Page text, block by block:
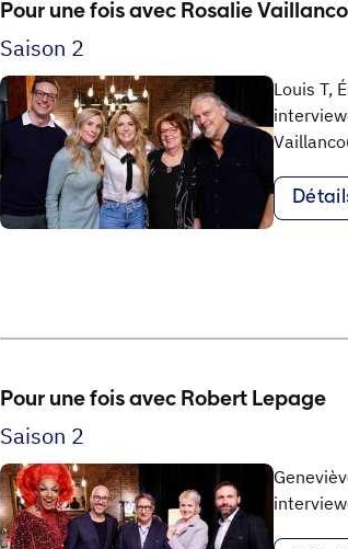
Pour une fois avec Rosalie
Saison 2
Louis T,
Pour une fois avec Robert Lepage
Saison 2